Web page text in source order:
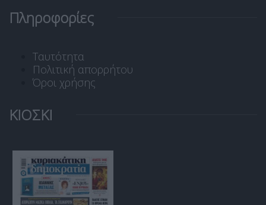
Πληροφορίες
Ταυτότητα
Πολιτική απορρήτου
Όροι χρήσης
ΚΙΟΣΚΙ